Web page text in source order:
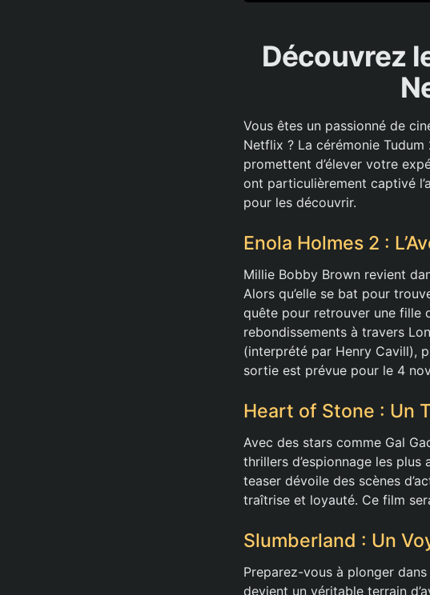
Découvrez
Vous êtes un passionné de
Netflix ? La cérémonie
promettent d’élever votre
ont particulièrement captivé
pour les découvrir.
Enola Holmes 2 :
Millie Bobby Brown revient
Alors qu’elle se bat pour
quête pour retrouver une fille
rebondissements à travers
(interprété par Henry Cavill),
sortie est prévue pour le 4
Heart of Stone : Un
Avec des stars comme Gal
thrillers d’espionnage les
teaser dévoile des scènes
traîtrise et loyauté. Ce film
Slumberland : Un
Preparez-vous à plonger
devient un véritable terrain